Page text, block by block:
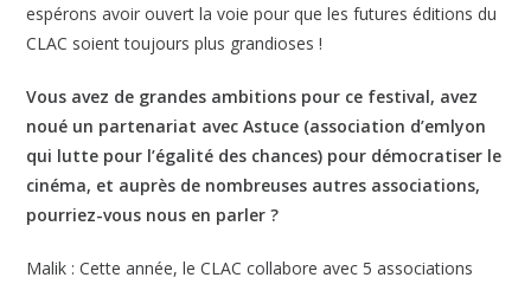
espérons avoir ouvert la voie pour que les futures éditions du
CLAC soient toujours plus grandioses !
Vous avez de grandes ambitions pour ce festival, avez
noué un partenariat avec Astuce (association d’emlyon
qui lutte pour l’égalité des chances) pour démocratiser le
cinéma, et auprès de nombreuses autres associations,
pourriez-vous nous en parler ?
Malik : Cette année, le CLAC collabore avec 5 associations